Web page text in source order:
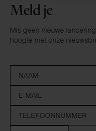
Meld je
Mis geen nieuwe
hoogte met onze